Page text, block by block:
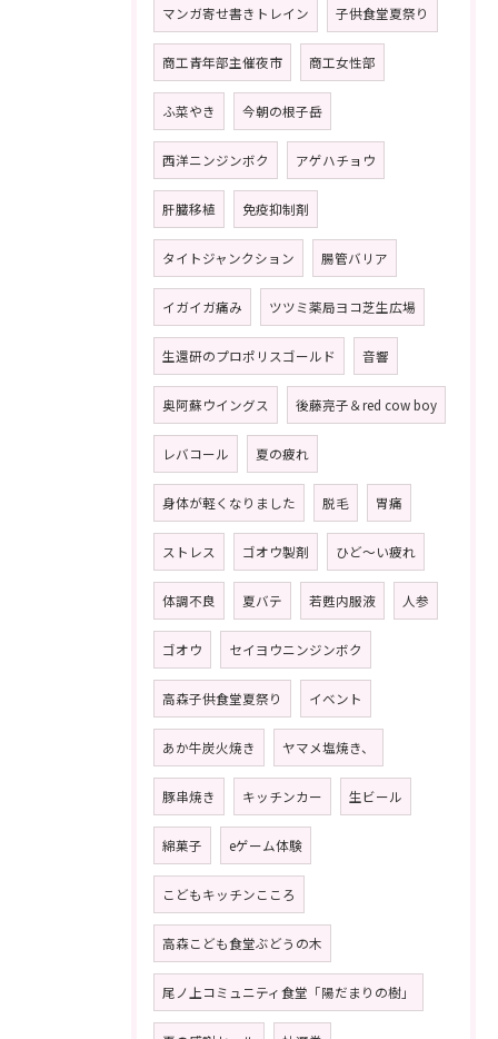
マンガ寄せ書きトレイン 子供食堂夏祭り
商工青年部主催夜市 商工女性部
ふ菜やき 今朝の根子岳
西洋ニンジンボク アゲハチョウ
肝臓移植 免疫抑制剤
タイトジャンクション 腸管バリア
イガイガ痛み ツツミ薬局ヨコ芝生広場
生還研のプロポリスゴールド 音響
奥阿蘇ウイングス 後藤亮子＆red cow boy
レバコール 夏の疲れ
身体が軽くなりました 脱毛 胃痛
ストレス ゴオウ製剤 ひど〜い疲れ
体調不良 夏バテ 若甦内服液 人参
ゴオウ セイヨウニンジンボク
高森子供食堂夏祭り イベント
あか牛炭火焼き ヤマメ塩焼き、
豚串焼き キッチンカー 生ビール
綿菓子 eゲーム体験
こどもキッチンこころ
高森こども食堂ぶどうの木
尾ノ上コミュニティ食堂「陽だまりの樹」